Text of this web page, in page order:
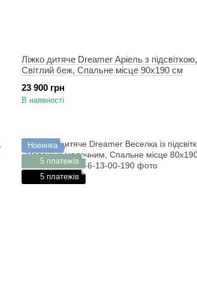
Ліжко дитяче Dreamer Аріель з підсвіткою,
Світлий беж, Спальне місце 90х190 см
23 900 грн
В наявності
Новинка
5 платежів
5 платежів